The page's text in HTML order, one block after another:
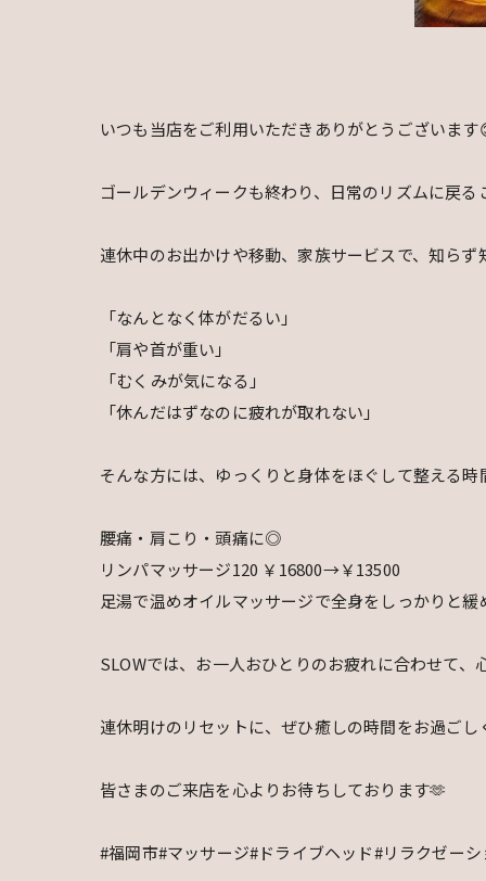
いつも当店をご利用いただきありがとうございます
ゴールデンウィークも終わり、日常のリズムに戻る
連休中のお出かけや移動、家族サービスで、知ら
「なんとなく体がだるい」
「肩や首が重い」
「むくみが気になる」
「休んだはずなのに疲れが取れない」
そんな方には、ゆっくりと身体をほぐして整える時
腰痛・肩こり・頭痛に◎
リンパマッサージ120 ￥16800→￥13500
足湯で温めオイルマッサージで全身をしっかりと
SLOWでは、お一人おひとりのお疲れに合わせて
連休明けのリセットに、ぜひ癒しの時間をお過ごし
皆さまのご来店を心よりお待ちしております🫶
#福岡市#マッサージ#ドライブヘッド#リラクゼーシ